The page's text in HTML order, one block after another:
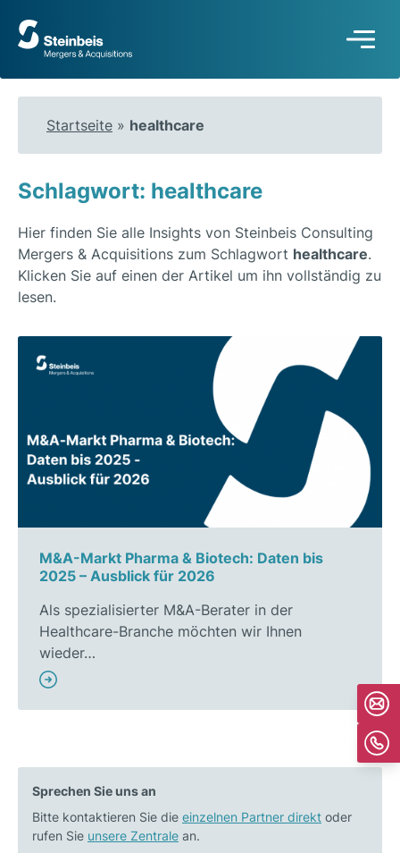
Zur
Startseite
Startseite » healthcare
Schlagwort: healthcare
Hier finden Sie alle Insights von Steinbeis Consulting
Mergers & Acquisitions zum Schlagwort healthcare.
Klicken Sie auf einen der Artikel um ihn vollständig zu
lesen.
M&A-Markt Pharma & Biotech: Daten bis
2025 – Ausblick für 2026
Als spezialisierter M&A-Berater in der
Healthcare-Branche möchten wir Ihnen
wieder…
Sprechen Sie uns an
Bitte kontaktieren Sie die einzelnen Partner direkt oder
rufen Sie unsere Zentrale an.